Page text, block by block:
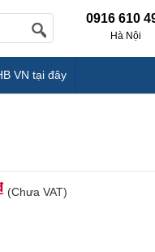
0916 610
Hà Nội
VN tại đây
(Chưa VAT)